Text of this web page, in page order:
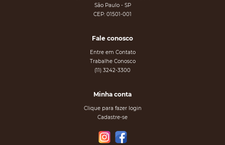
São Paulo - SP
CEP: 01501-001
Fale conosco
Entre em Contato
Trabalhe Conosco
(11) 3242-3300
Minha conta
Clique para fazer login
Cadastre-se